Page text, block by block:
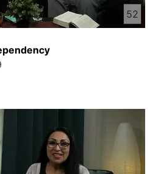
دوست دارید، دوست دارید
دارید اگر دوست دارید، دوست
52